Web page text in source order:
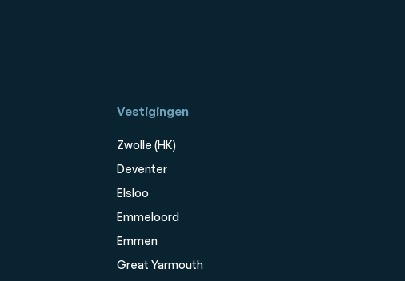
Vestigingen
Zwolle (HK)
Deventer
Elsloo
Emmeloord
Emmen
Great Yarmouth